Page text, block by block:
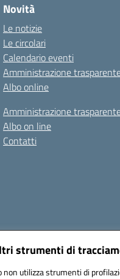
strumenti di
non utilizza strumenti di
Novità
Le notizie
Le circolari
Calendario eventi
Amministrazione
Albo online
Amministrazione
Albo on line
Contatti